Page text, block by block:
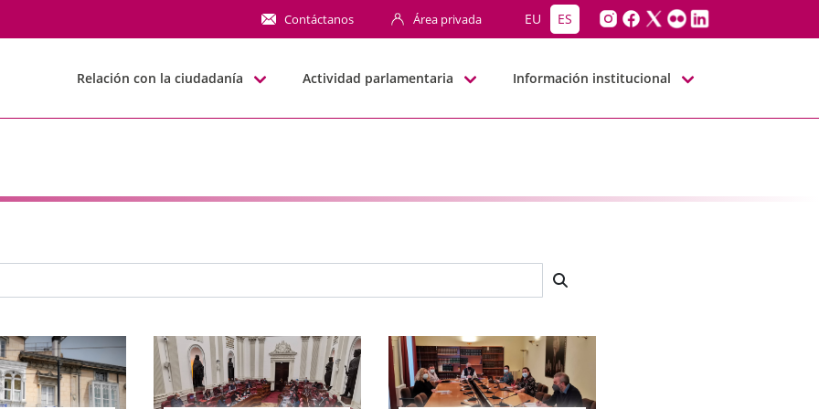
Contáctanos Área privada EU ES
Relación con la ciudadanía Actividad parlamentaria Información institucional
búsqueda